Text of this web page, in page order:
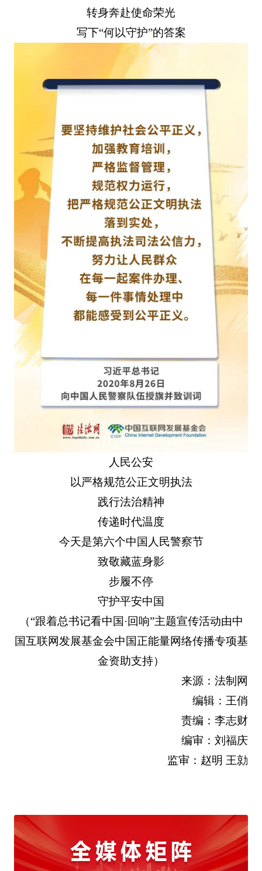
转身奔赴使命荣光
写下“何以守护”的答案
人民公安
以严格规范公正文明执法
践行法治精神
传递时代温度
今天是第六个中国人民警察节
致敬藏蓝身影
步履不停
守护平安中国
（“跟着总书记看中国·回响”主题宣传活动由中
国互联网发展基金会中国正能量网络传播专项基
金资助支持）
来源：法制网
编辑：王俏
责编：李志财
编审：刘福庆
监审：赵明 王勍